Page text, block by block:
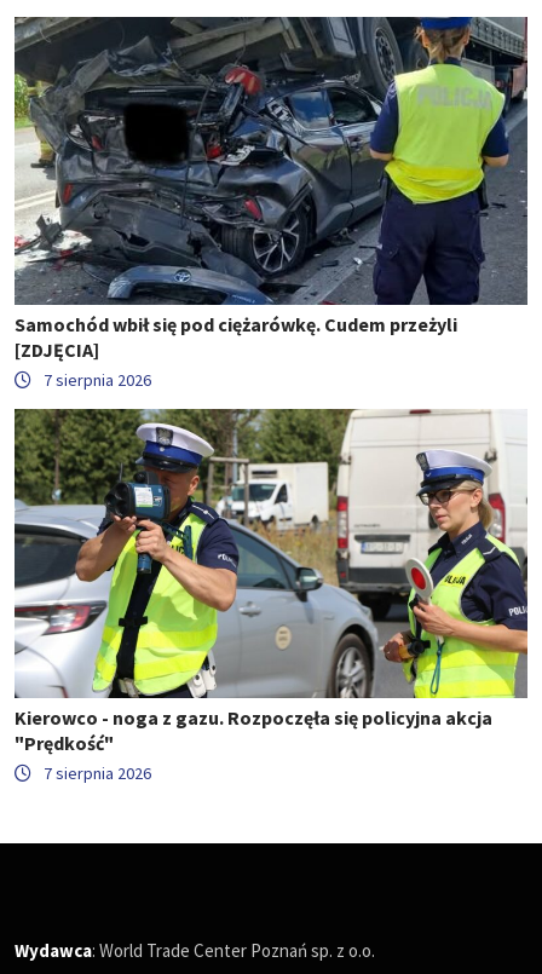
Samochód wbił się pod ciężarówkę. Cudem przeżyli
[ZDJĘCIA]
7 sierpnia 2026
Kierowco - noga z gazu. Rozpoczęła się policyjna akcja
"Prędkość"
7 sierpnia 2026
Wydawca: World Trade Center Poznań sp. z o.o.